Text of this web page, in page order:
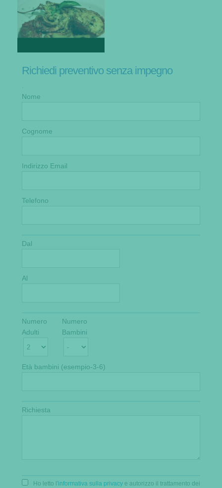
Richiedi preventivo senza impegno
.
Nome
Cognome
Indirizzo Email
Telefono
Dal
Al
Numero
Adulti
Numero
Bambini
Età bambini (esempio-3-6)
Richiesta
Ho letto l'informativa sulla privacy e autorizzo il trattamento dei